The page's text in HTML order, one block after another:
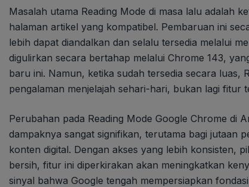
Masalah utama Reading Mode di masa lalu adalah
halaman artikel yang kompatibel. Pembaruan ini
lebih dapat diandalkan dan selalu tersedia melalui
digulirkan secara bertahap melalui Chrome 143,
baru ini. Namun, ketika sudah tersedia secara luas,
pengalaman menjelajah sehari-hari, bukan lagi fitur
Perubahan pada Reading Mode Google Chrome di
dampaknya sangat signifikan, terutama bagi jutaan
konten digital. Dengan akses yang lebih konsisten,
bersih, fitur ini diperkirakan akan meningkatkan
sinyal bahwa Google tengah mempersiapkan